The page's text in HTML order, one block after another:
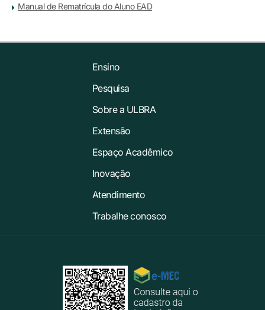
Manual de Rematrícula do Aluno EAD
Ensino
Pesquisa
Sobre a ULBRA
Extensão
Espaço Acadêmico
Inovação
Atendimento
Trabalhe conosco